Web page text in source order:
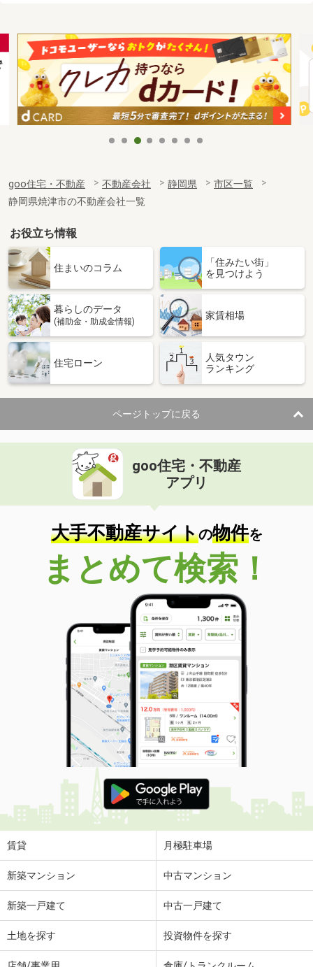
goo住宅・不動産 不動産会社 静岡県
市区一覧
静岡県焼津市の不動産会社一覧
お役立ち情報
住まいのコラム
「住みたい街」
を見つけよう
暮らしのデータ
(補助金・助成金情報)
家賃相場
住宅ローン
人気タウン
ランキング
ページトップに戻る
goo住宅・不動産
アプリ
大手不動産サイトの物件を
まとめて検索！
賃貸 月極駐車場
新築マンション 中古マンション
新築一戸建て 中古一戸建て
土地を探す 投資物件を探す